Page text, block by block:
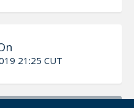
21:25 CUT